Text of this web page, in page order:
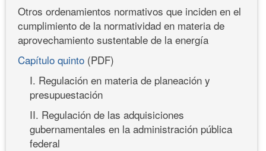
Otros ordenamientos normativos que inciden en el
cumplimiento de la normatividad en materia de
aprovechamiento sustentable de la energía
Capítulo quinto (PDF)
I. Regulación en materia de planeación y
presupuestación
II. Regulación de las adquisiciones
gubernamentales en la administración pública
federal